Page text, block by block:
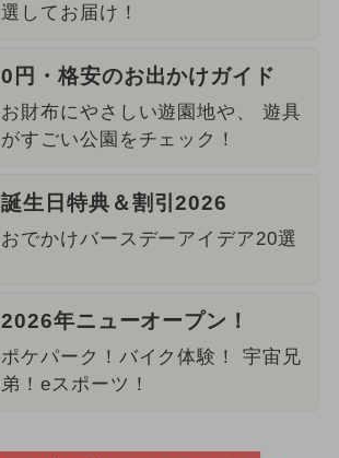
選してお届け！
0円・格安のお出かけガイド
お財布にやさしい遊園地や、 遊具
がすごい公園をチェック！
誕生日特典＆割引2026
おでかけバースデーアイデア20選
2026年ニューオープン！
ポケパーク！バイク体験！ 宇宙兄
弟！eスポーツ！